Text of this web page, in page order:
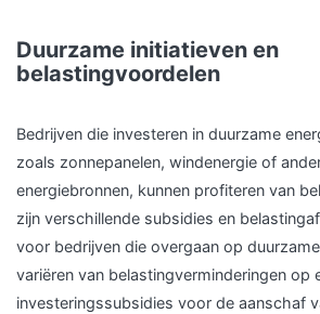
Duurzame initiatieven en
belastingvoordelen
Bedrijven die investeren in duurzame
zoals zonnepanelen, windenergie of
energiebronnen, kunnen profiteren van
zijn verschillende subsidies en
voor bedrijven die overgaan op
variëren van belastingverminderingen op
investeringssubsidies voor de aanschaf